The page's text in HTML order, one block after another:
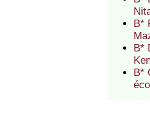
B*
B*
B*